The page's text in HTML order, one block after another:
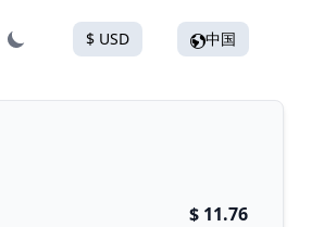
$ USD 中国
$ 11.76